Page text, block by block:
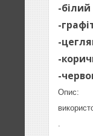
-білий
-
-
-
-
Опис: